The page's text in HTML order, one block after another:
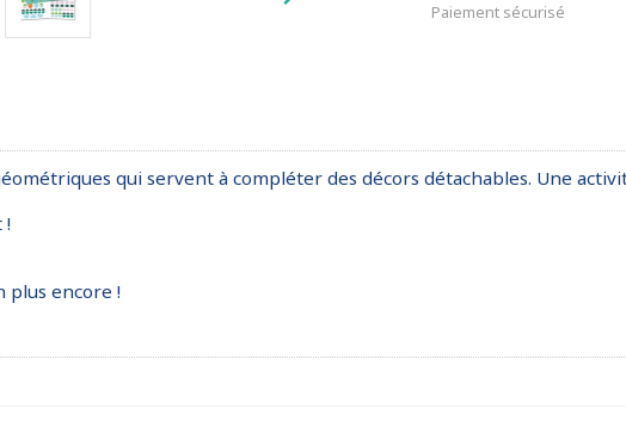
Paiement sécurisé
qui servent à compléter des décors détachables. Une
!
plus encore !